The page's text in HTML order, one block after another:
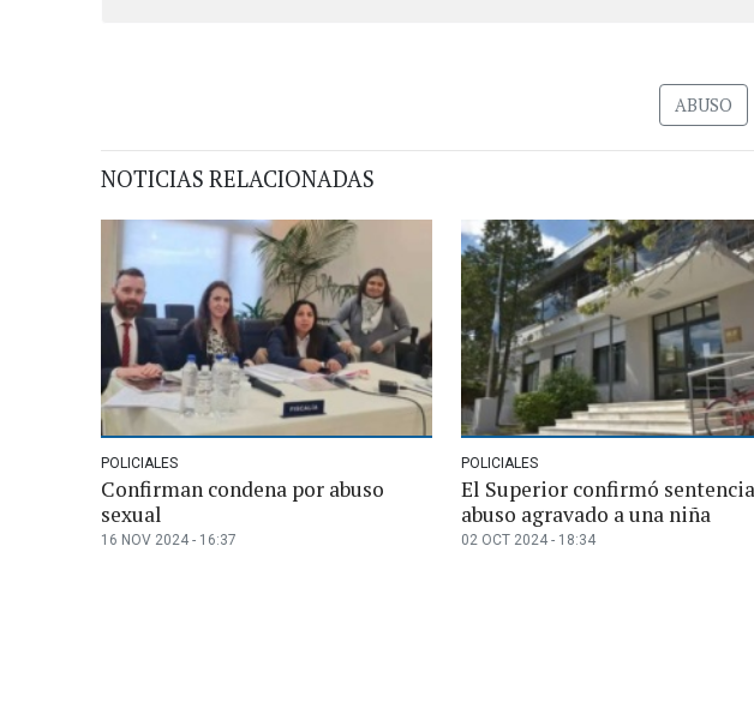
ABUSO
NOTICIAS RELACIONADAS
POLICIALES
Confirman condena por abuso
sexual
16 NOV 2024 - 16:37
POLICIALES
El Superior confirmó
abuso agravado a una niña
02 OCT 2024 - 18:34